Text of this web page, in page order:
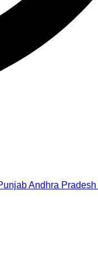
Andhra Pradesh